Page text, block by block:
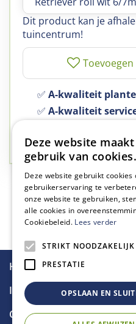
Dit product kan je
tuincentrum!
✅ A-kwaliteit
✅ A-kwaliteit
✅Groen, dat is wat
Omschrijving
Specificaties
Handige links
Informatie
Contact
Deze website maakt
gebruik van cookies.
Deze website gebruikt cookies
gebruikerservaring te
onze website te gebruiken,
alle cookies in
Cookiebeleid. Lees verder
STRIKT NOODZAKELIJK
PRESTATIE
OPSLAAN EN